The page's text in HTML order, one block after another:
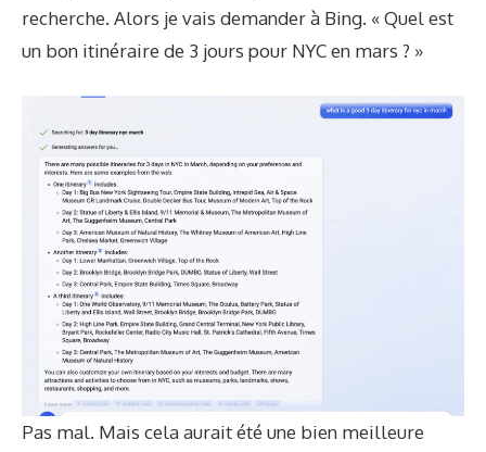
recherche. Alors je vais demander à Bing. « Quel est
un bon itinéraire de 3 jours pour NYC en mars ? »
Pas mal. Mais cela aurait été une bien meilleure